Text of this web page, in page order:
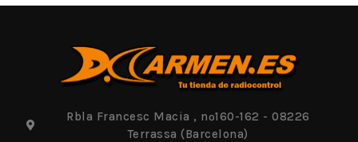
Rbla Francesc Macia , nº160-162 - 08226
Terrassa (Barcelona)